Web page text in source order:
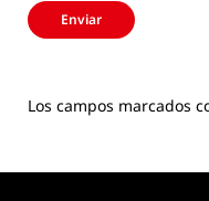
Enviar
Los campos marcados